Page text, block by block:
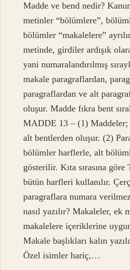
Madde ve bend nedir?
metinler “bölümlere”,
bölümler “makalelere”
metinde, girdiler ardışık
yani numaralandırılmış
makale paragraflardan,
paragraflardan ve alt
oluşur. Madde fıkra bent
MADDE 13 – (1) Maddeler;
alt bentlerden oluşur. (2)
bölümler harflerle, alt
gösterilir. Kıta sırasına
bütün harfleri kullanılır.
paragraflara numara
nasıl yazılır? Makaleler, ek
makalelere içeriklerine
Makale başlıkları kalın
Özel isimler hariç,…